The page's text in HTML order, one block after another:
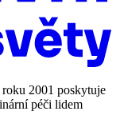
roku 2001 poskytuje
péči lidem